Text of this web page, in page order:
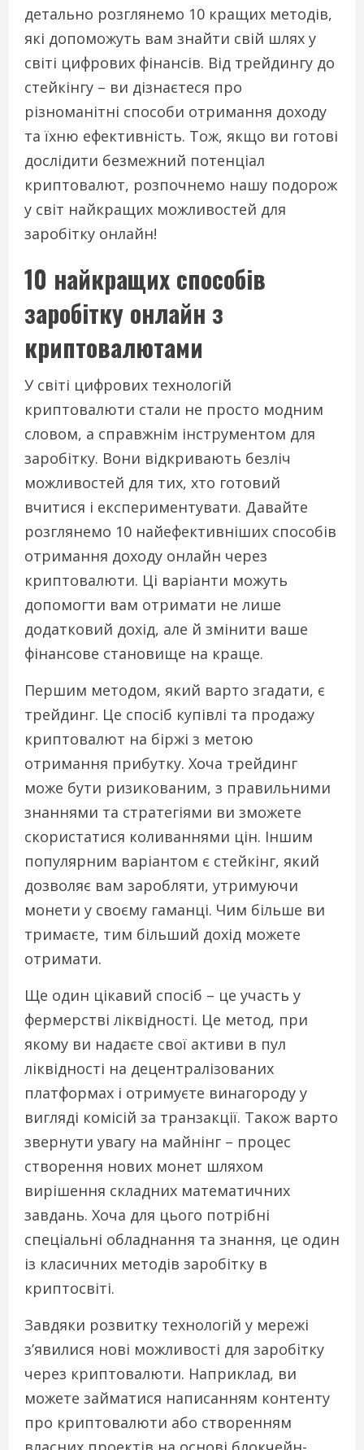
детально розглянемо 10 кращих методів,
які допоможуть вам знайти свій шлях у
світі цифрових фінансів. Від трейдингу до
стейкінгу – ви дізнаєтеся про
різноманітні способи отримання доходу
та їхню ефективність. Тож, якщо ви готові
дослідити безмежний потенціал
криптовалют, розпочнемо нашу подорож
у світ найкращих можливостей для
заробітку онлайн!
10 найкращих способів
заробітку онлайн з
криптовалютами
У світі цифрових технологій
криптовалюти стали не просто модним
словом, а справжнім інструментом для
заробітку. Вони відкривають безліч
можливостей для тих, хто готовий
вчитися і експериментувати. Давайте
розглянемо 10 найефективніших способів
отримання доходу онлайн через
криптовалюти. Ці варіанти можуть
допомогти вам отримати не лише
додатковий дохід, але й змінити ваше
фінансове становище на краще.
Першим методом, який варто згадати, є
трейдинг. Це спосіб купівлі та продажу
криптовалют на біржі з метою
отримання прибутку. Хоча трейдинг
може бути ризикованим, з правильними
знаннями та стратегіями ви зможете
скористатися коливаннями цін. Іншим
популярним варіантом є стейкінг, який
дозволяє вам заробляти, утримуючи
монети у своєму гаманці. Чим більше ви
тримаєте, тим більший дохід можете
отримати.
Ще один цікавий спосіб – це участь у
фермерстві ліквідності. Це метод, при
якому ви надаєте свої активи в пул
ліквідності на децентралізованих
платформах і отримуєте винагороду у
вигляді комісій за транзакції. Також варто
звернути увагу на майнінг – процес
створення нових монет шляхом
вирішення складних математичних
завдань. Хоча для цього потрібні
спеціальні обладнання та знання, це один
із класичних методів заробітку в
криптосвіті.
Завдяки розвитку технологій у мережі
з’явилися нові можливості для заробітку
через криптовалюти. Наприклад, ви
можете займатися написанням контенту
про криптовалюти або створенням